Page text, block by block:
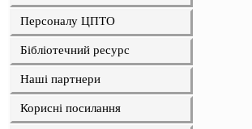
Персоналу ЦПТО
Бібліотечний ресурс
Наші партнери
Корисні посилання